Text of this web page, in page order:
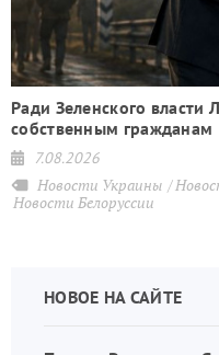
Ради Зеленского власти
собственным гражданам
7.08.2026
Новости Украины
Новости Белоруссии
НОВОЕ НА САЙТЕ